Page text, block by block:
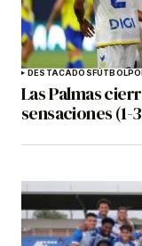
DESTACADOSFÚTBOL
Las Palmas
sensaciones (1-